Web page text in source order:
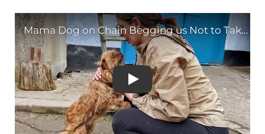
Mama Dog on Chain